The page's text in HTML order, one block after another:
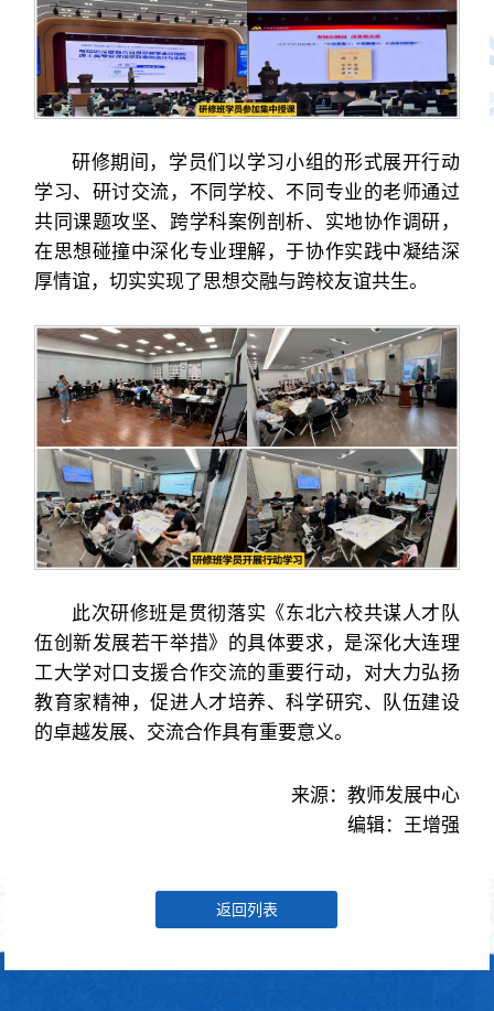
研修期间，学员们以学习小组的形式展开行动
学习、研讨交流，不同学校、不同专业的老师通过
共同课题攻坚、跨学科案例剖析、实地协作调研，
在思想碰撞中深化专业理解，于协作实践中凝结深
厚情谊，切实实现了思想交融与跨校友谊共生。
此次研修班是贯彻落实《东北六校共谋人才队
伍创新发展若干举措》的具体要求，是深化大连理
工大学对口支援合作交流的重要行动，对大力弘扬
教育家精神，促进人才培养、科学研究、队伍建设
的卓越发展、交流合作具有重要意义。
来源：教师发展中心
编辑：王增强
返回列表